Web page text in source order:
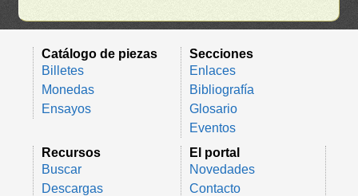
Catálogo de piezas
Billetes
Monedas
Ensayos
Secciones
Enlaces
Bibliografía
Glosario
Eventos
Recursos
Buscar
Descargas
El portal
Novedades
Contacto